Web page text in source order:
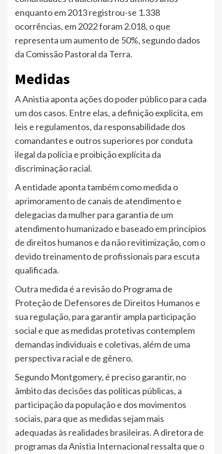
enquanto em 2013 registrou-se 1.338
ocorrências, em 2022 foram 2.018, o que
representa um aumento de 50%, segundo dados
da Comissão Pastoral da Terra.
Medidas
A Anistia aponta ações do poder público para cada
um dos casos. Entre elas, a definição explícita, em
leis e regulamentos, da responsabilidade dos
comandantes e outros superiores por conduta
ilegal da polícia e proibição explícita da
discriminação racial.
A entidade aponta também como medida o
aprimoramento de canais de atendimento e
delegacias da mulher para garantia de um
atendimento humanizado e baseado em princípios
de direitos humanos e da não revitimização, com o
devido treinamento de profissionais para escuta
qualificada.
Outra medida é a revisão do Programa de
Proteção de Defensores de Direitos Humanos e
sua regulação, para garantir ampla participação
social e que as medidas protetivas contemplem
demandas individuais e coletivas, além de uma
perspectiva racial e de gênero.
Segundo Montgomery, é preciso garantir, no
âmbito das decisões das políticas públicas, a
participação da população e dos movimentos
sociais, para que as medidas sejam mais
adequadas às realidades brasileiras. A diretora de
programas da Anistia Internacional ressalta que o